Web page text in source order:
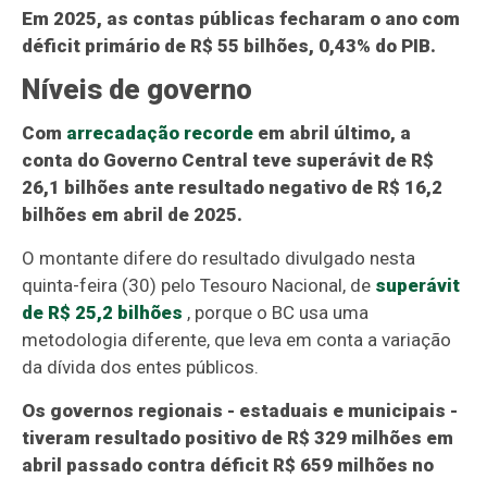
Em 2025, as contas públicas fecharam o ano com
déficit primário de R$ 55 bilhões, 0,43% do PIB.
Níveis de governo
Com arrecadação recorde em abril último, a
conta do Governo Central teve superávit de R$
26,1 bilhões ante resultado negativo de R$ 16,2
bilhões em abril de 2025.
O montante difere do resultado divulgado nesta
quinta-feira (30) pelo Tesouro Nacional, de superávit
de R$ 25,2 bilhões , porque o BC usa uma
metodologia diferente, que leva em conta a variação
da dívida dos entes públicos.
Os governos regionais - estaduais e municipais -
tiveram resultado positivo de R$ 329 milhões em
abril passado contra déficit R$ 659 milhões no